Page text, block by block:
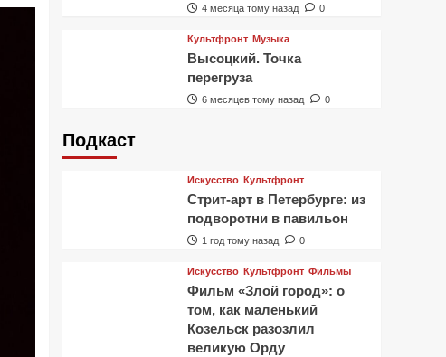
4 месяца тому назад 0
Культфронт Музыка
Высоцкий. Точка
перегруза
6 месяцев тому назад 0
Подкаст
Искусство Культфронт
Стрит-арт в Петербурге: из
подворотни в павильон
1 год тому назад 0
Искусство Культфронт Фильмы
Фильм «Злой город»: о
том, как маленький
Козельск разозлил
великую Орду